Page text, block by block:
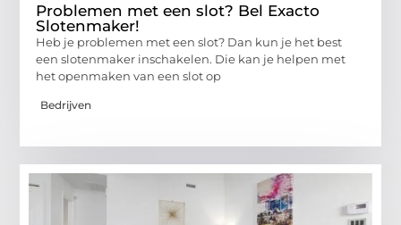
Problemen met een slot? Bel Exacto
Slotenmaker!
Heb je problemen met een slot? Dan kun je het best
een slotenmaker inschakelen. Die kan je helpen met
het openmaken van een slot op
Bedrijven